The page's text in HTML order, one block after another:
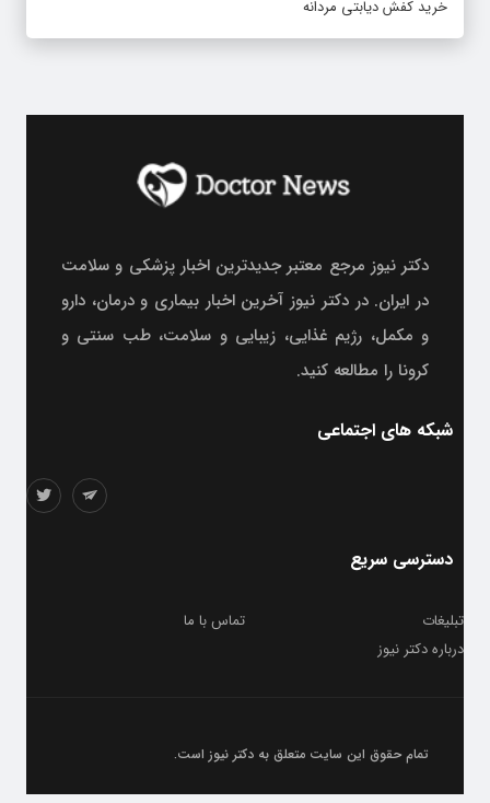
خرید کفش دیابتی مردانه
دکتر نیوز مرجع معتبر جدیدترین اخبار پزشکی و سلامت
در ایران. در دکتر نیوز آخرین اخبار بیماری و درمان، دارو
و مکمل، رژیم غذایی، زیبایی و سلامت، طب سنتی و
کرونا را مطالعه کنید.
شبکه های اجتماعی
دسترسی سریع
تبلیغات
تماس با ما
درباره دکتر نیوز
تمام حقوق این سایت متعلق به دکتر نیوز است.